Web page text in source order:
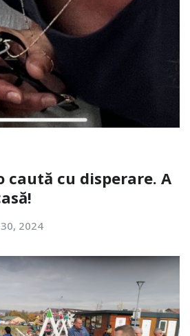
caută cu disperare. A
2024